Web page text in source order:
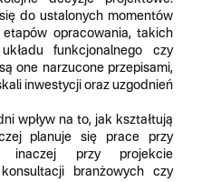
do ustalonych momentów
opracowania, takich
funkcjonalnego czy
one narzucone przepisami,
inwestycji oraz uzgodnień
wpływ na to, jak kształtują
planuje się prace przy
inaczej przy projekcie
branżowych czy